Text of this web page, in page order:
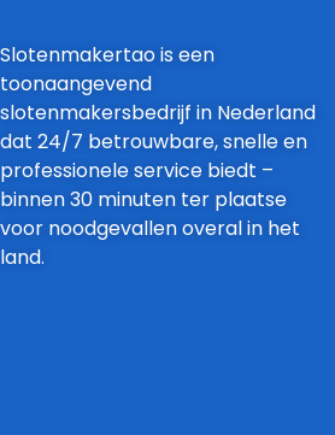
Slotenmakertao is een
toonaangevend
slotenmakersbedrijf in Nederland
dat 24/7 betrouwbare, snelle en
professionele service biedt –
binnen 30 minuten ter plaatse
voor noodgevallen overal in het
land.